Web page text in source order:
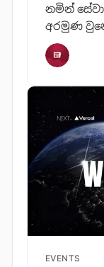
නමින්
අරමුණ
EVENTS